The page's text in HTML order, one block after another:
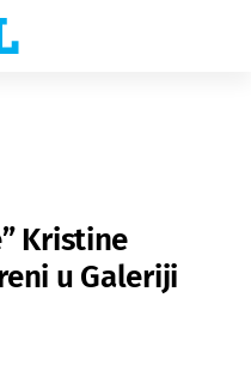
Kristine
u Galeriji